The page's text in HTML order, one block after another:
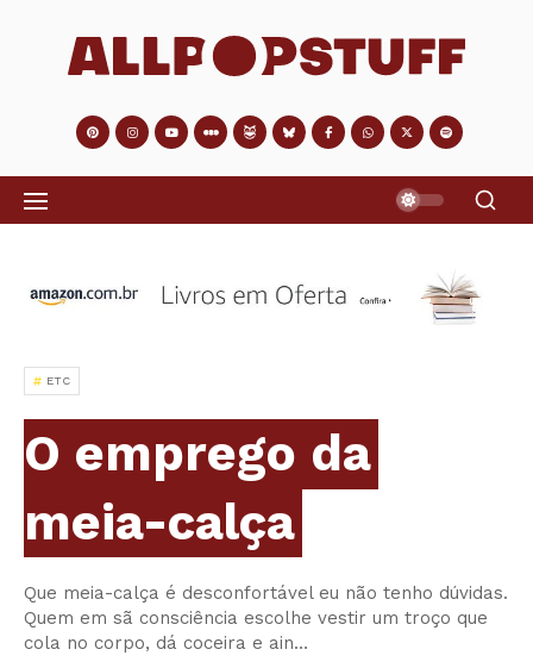
ETC
O emprego da
meia-calça
Que meia-calça é desconfortável eu não tenho dúvidas.
Quem em sã consciência escolhe vestir um troço que
cola no corpo, dá coceira e ain…